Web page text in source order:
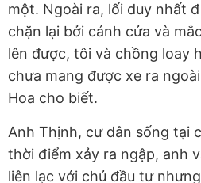
một. Ngoài ra, lối duy nhất
chặn lại bởi cánh cửa và
lên được, tôi và chồng loay
chưa mang được xe ra
Hoa cho biết.
Anh Thịnh, cư dân sống tại
thời điểm xảy ra ngập, anh
liên lạc với chủ đầu tư